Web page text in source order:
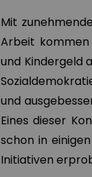
Mit
Arbeit
und Kindergeld
und
Eines dieser
schon in
Initiativen